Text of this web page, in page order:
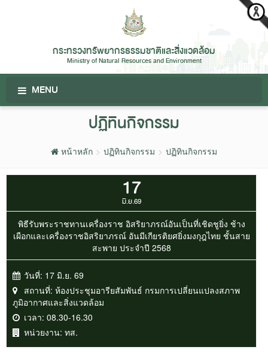
กระทรวงทรัพยากรธรรมชาติและสิ่งแวดล้อม
Ministry of Natural Resources and Environment
MENU
ปฏิทินกิจกรรม
หน้าหลัก ปฏิทินกิจกรรม ปฏิทินกิจกรรม
17
มิ.ย.69
พิธีรับพระราชทานเครื่องราช อิสริยาภรณ์อันเป็นที่เชิดชูยิ่ง ช้าง
เผือกและเครื่องราชอิสริยาภรณ์ อันมีเกียรติยศยิ่งมงกุฎไทย ชั้นสาย
สะพาย ประจำปี 2568
วันที่: 17 มิ.ย. 69
สถานที่: ห้องประชุมอารียสัมพันธ์ กรมการเปลี่ยนแปลงสภาพ
ภูมิอากาศและสิ่งแวดล้อม
เวลา: 08.30-16.30
หน่วยงาน: ทส.